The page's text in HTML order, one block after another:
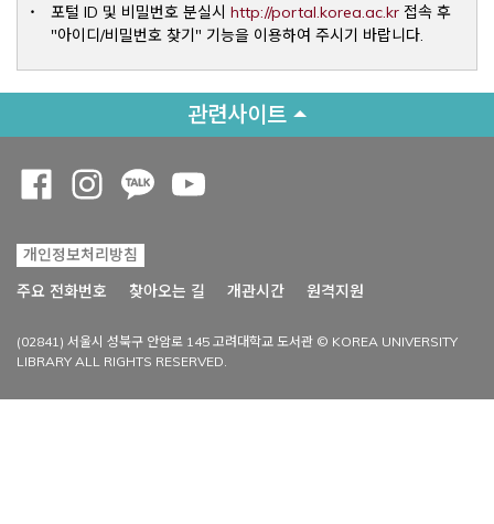
포털 ID 및 비밀번호 분실시 http://portal.korea.ac.krOpens a
접속 후
"아이디/비밀번호 찾기" 기능을 이용하여 주시기 바랍니다.
관련사이트
개인정보처리방침
주요 전화번호
찾아오는 길 개관시간 원격지원
(02841) 서울시 성북구 안암로 145 고려대학교 도서관 © KOREA UNIVERSITY
LIBRARY ALL RIGHTS RESERVED.
Opens a new window
Opens a new window
Opens a new window